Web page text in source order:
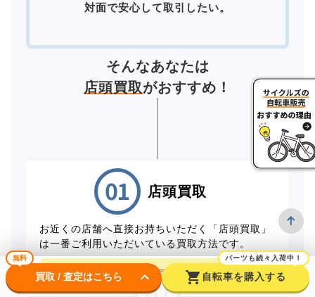
対面で安心して取引したい。
そんなあなたは
店頭買取がおすすめ！
店頭買取
お近くの店舗へ直接お持ちいただく「店頭買取」
は一番ご利用いただいている買取方法です。
店頭買取予約はこちら
無料
買取 / 査定はこちら keyboard_arrow_down shopping_cart
パーツも続々入荷中！
自転車を購入する